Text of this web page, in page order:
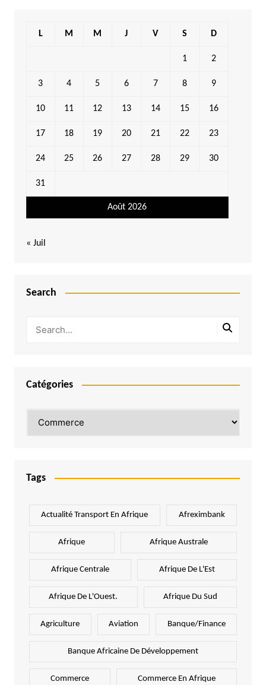
Août 2026
L M M J V S D
1 2
3 4 5 6 7 8 9
10 11 12 13 14 15 16
17 18 19 20 21 22 23
24 25 26 27 28 29 30
31
« Juil
Search
Catégories
Tags
Actualité Transport En Afrique Afreximbank
Afrique Afrique Australe
Afrique Centrale Afrique De L'Est
Afrique De L'Ouest. Afrique Du Sud
Agriculture Aviation Banque/Finance
Banque Africaine De Développement
Commerce Commerce En Afrique